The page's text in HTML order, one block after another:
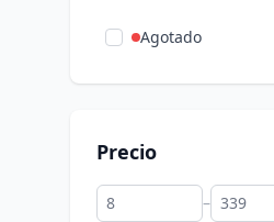
Agotado
Precio
–